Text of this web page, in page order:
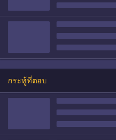
กระทู้ที่ตอบ